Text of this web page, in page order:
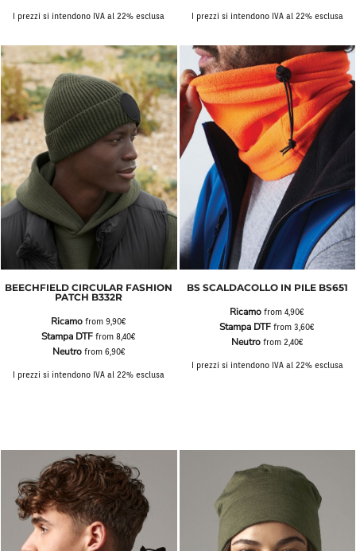
I prezzi si intendono IVA al 22% esclusa I prezzi si intendono IVA al 22% esclusa
BEECHFIELD CIRCULAR FASHION
PATCH B332R
Ricamo from9,90€
Stampa DTF from8,40€
Neutrofrom 6,90€
I prezzi si intendono IVA al 22% esclusa
BS SCALDACOLLO IN PILE BS651
Ricamo from4,90€
Stampa DTF from3,60€
Neutrofrom 2,40€
I prezzi si intendono IVA al 22% esclusa